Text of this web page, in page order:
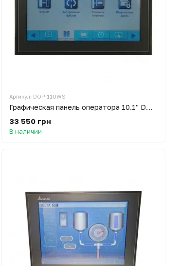
Артикул: DOP-110WS
Графическая панель оператора 10.1" DOP-110WS
33 550 грн
В наличии